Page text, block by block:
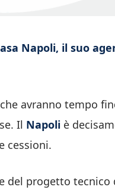
Napoli, il suo
avranno tempo
Il Napoli è
cessioni.
del progetto tecnico